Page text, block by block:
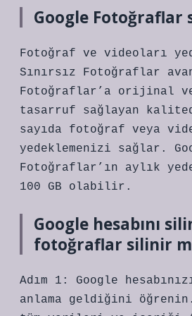
Google Fotoğraflar
Fotoğraf ve videoları
Sınırsız Fotoğraflar
Fotoğraflar’a orijinal
tasarruf sağlayan
sayıda fotoğraf veya
yedeklemenizi sağlar.
Fotoğraflar’ın aylık
100 GB olabilir.
Google hesabını
fotoğraflar silinir
Adım 1: Google
anlama geldiğini